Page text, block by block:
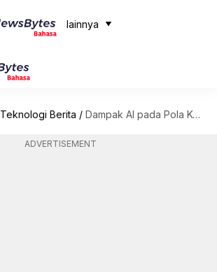
lainnya
Teknologi Berita / Dampak AI pada Pola Konsumsi Bahan Bakar Fosil
ADVERTISEMENT